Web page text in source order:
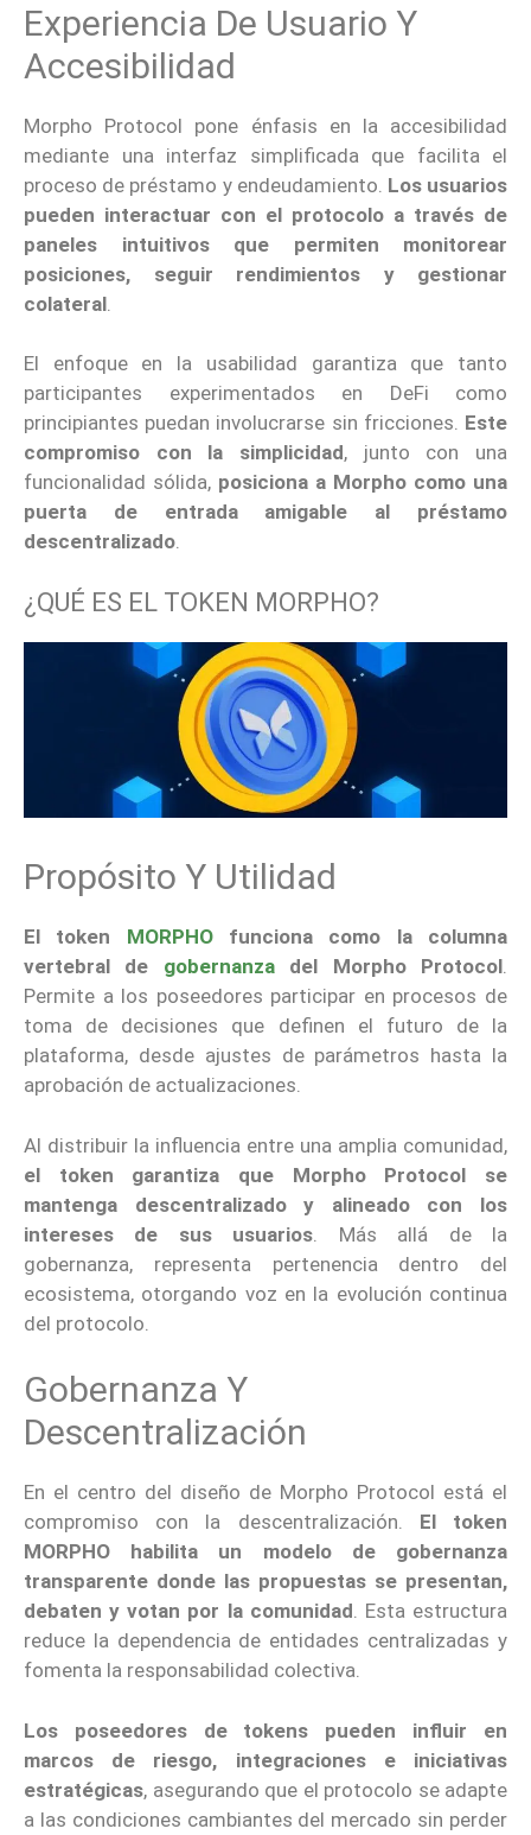
Experiencia De Usuario Y
Accesibilidad
Morpho Protocol pone énfasis en la accesibilidad
mediante una interfaz simplificada que facilita el
proceso de préstamo y endeudamiento. Los usuarios
pueden interactuar con el protocolo a través de
paneles intuitivos que permiten monitorear
posiciones, seguir rendimientos y gestionar
colateral
El enfoque en la usabilidad garantiza que tanto
participantes experimentados en DeFi como
principiantes puedan involucrarse sin fricciones. Este
compromiso con la simplicidad, junto con una
funcionalidad sólida, posiciona a Morpho como una
puerta de entrada amigable al préstamo
descentralizado.
¿QUÉ ES EL TOKEN MORPHO?
Propósito Y Utilidad
El token MORPHOfunciona como la columna
vertebral de gobernanzadel Morpho Protocol.
Permite a los poseedores participar en procesos de
toma de decisiones que definen el futuro de la
plataforma, desde ajustes de parámetros hasta la
aprobación de actualizaciones.
Al distribuir la influencia entre una amplia comunidad,
el token garantiza que Morpho Protocol se
mantenga descentralizado y alineado con los
intereses de sus usuarios . Más allá de la
gobernanza, representa pertenencia dentro del
ecosistema, otorgando voz en la evolución continua
del protocolo.
Gobernanza Y
Descentralización
En el centro del diseño de Morpho Protocol está el
compromiso con la descentralización. El token
MORPHO habilita un modelo de gobernanza
transparente donde las propuestas se presentan,
debaten y votan por la comunidad. Esta estructura
reduce la dependencia de entidades centralizadas y
fomenta la responsabilidad colectiva.
Los poseedores de tokens pueden influir en
marcos de riesgo, integraciones e iniciativas
estratégicas, asegurando que el protocolo se adapte
a las condiciones cambiantes del mercado sin perder